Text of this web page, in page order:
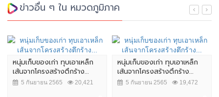
ข่าวอื่น ๆ ใน หมวดภูมิภาค
หนุ่มเก็บของเก่า ทุบเอาเหล็ก
เส้นจากโครงสร้างตึกร้าง...
5 กันยายน 2565 20,421
หนุ่มเก็บของเก่า ทุบเอาเหล็ก
เส้นจากโครงสร้างตึกร้าง...
5 กันยายน 2565 19,472